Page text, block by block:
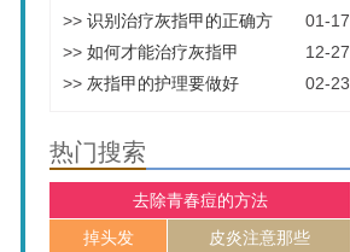
>> 识别治疗灰指甲的正确方
01-17
>> 如何才能治疗灰指甲
12-27
>> 灰指甲的护理要做好 02-23
热门搜索
去除青春痘的方法
掉头发
皮炎注意那些